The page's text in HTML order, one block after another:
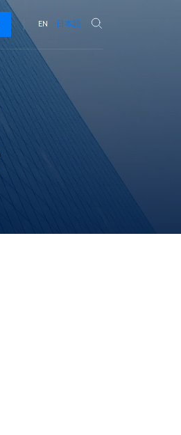
EN 日本語